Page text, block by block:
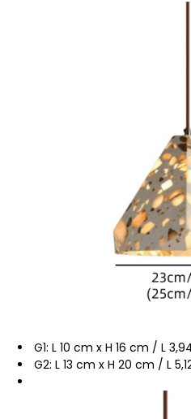
G1: L 10 cm x H 16 cm / L
G2: L 13 cm x H 20 cm / L